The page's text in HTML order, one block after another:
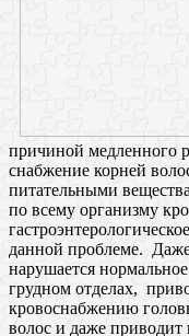
причиной медленного
снабжение корней
питательными
по всему организму
данной проблеме.
нарушается
грудном отделах,
кровоснабжению
волос и даже